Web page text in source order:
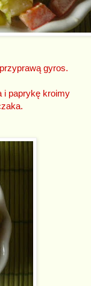
gyros.
i paprykę kroimy